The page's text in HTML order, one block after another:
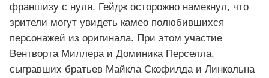
франшизу с нуля. Гейдж осторожно намекнул, что
зрители могут увидеть камео полюбившихся
персонажей из оригинала. При этом участие
Вентворта Миллера и Доминика Перселла,
сыгравших братьев Майкла Скофилда и Линкольна